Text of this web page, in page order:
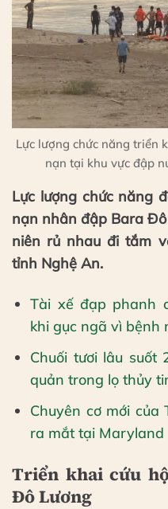
Lực lượng chức năng triển
nạn tại khu vực đập
Lực lượng chức năng
nạn nhân đập Bara
niên rủ nhau đi tắm
tỉnh Nghệ An.
Tài xế đạp phanh
khi gục ngã vì bệnh
Chuối tươi lâu suốt
quản trong lọ thủy
Chuyên cơ mới của
ra mắt tại Maryland
Triển khai cứu
Đô Lương